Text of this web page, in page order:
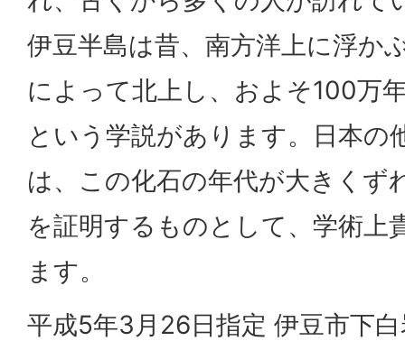
伊豆半島は昔、南方洋上に浮か
によって北上し、およそ100万
という学説があります。日本の
は、この化石の年代が大きくず
を証明するものとして、学術上
ます。
平成5年3月26日指定 伊豆市下